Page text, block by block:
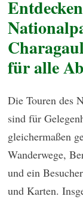
für alle
Die Touren des
sind für
gleichermaßen
Wanderwege,
und ein
und Karten.